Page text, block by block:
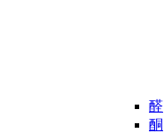
醛
酮